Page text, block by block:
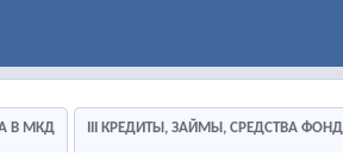
В МКД III КРЕДИТЫ, ЗАЙМЫ, СРЕДСТВА